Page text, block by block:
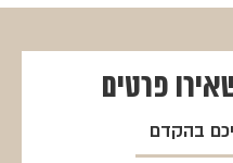
פרטים
בהקדם